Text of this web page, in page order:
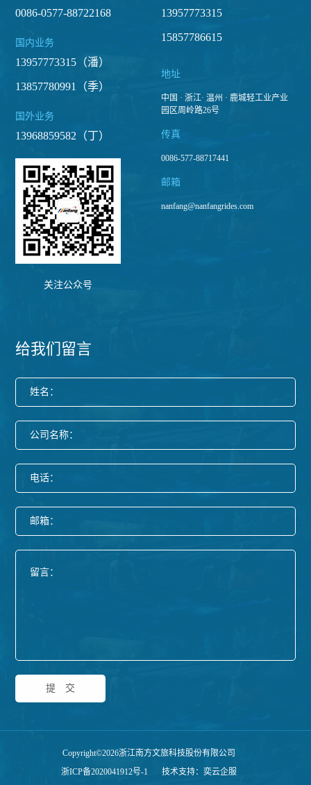
0086-0577-88722168
国内业务
13957773315（潘）
13857780991（季）
国外业务
13968859582（丁）
关注公众号
13957773315
15857786615
地址
中国 · 浙江· 温州 · 鹿城轻工业产业
园区周岭路26号
传真
0086-577-88717441
邮箱
nanfang@nanfangrides.com
给我们留言
姓名：
公司名称：
电话：
邮箱：
提交
Copyright©2026浙江南方文旅科技股份有限公司
浙ICP备2020041912号-1
技术支持：奕云企服